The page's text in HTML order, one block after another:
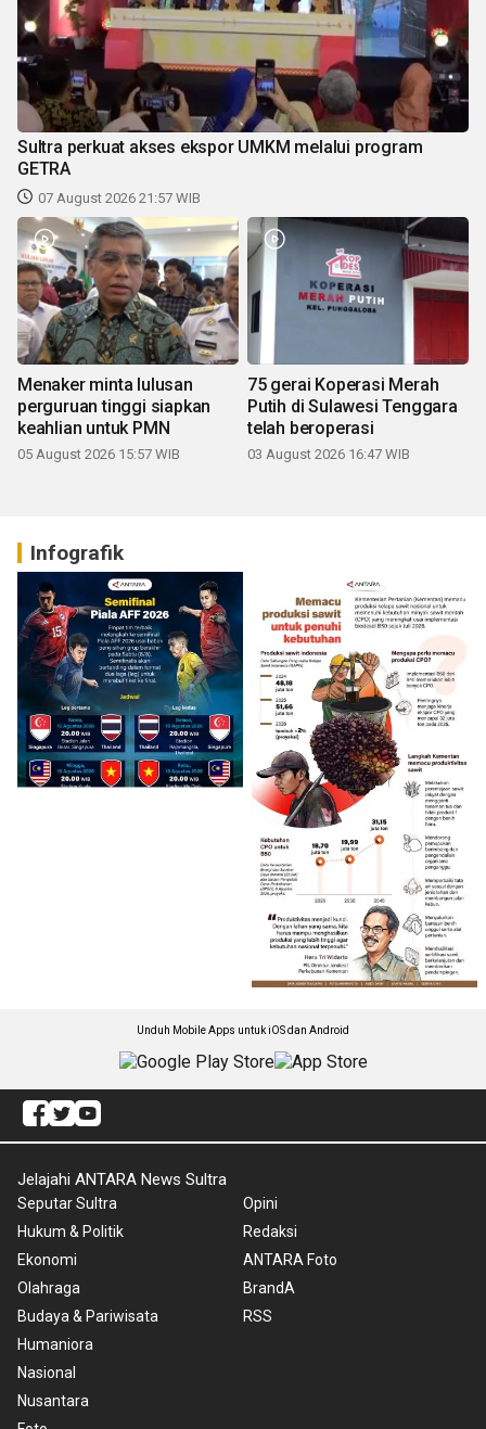
Sultra perkuat akses ekspor UMKM melalui program
GETRA
07 August 2026 21:57 WIB
Menaker minta lulusan
perguruan tinggi siapkan
keahlian untuk PMN
05 August 2026 15:57 WIB
75 gerai Koperasi Merah
Putih di Sulawesi Tenggara
telah beroperasi
03 August 2026 16:47 WIB
Infografik
Unduh Mobile Apps untuk iOS dan Android
Jelajahi ANTARA News Sultra
Seputar Sultra
Hukum & Politik
Ekonomi
Olahraga
Budaya & Pariwisata
Humaniora
Nasional
Nusantara
Opini
Redaksi
ANTARA Foto
BrandA
RSS